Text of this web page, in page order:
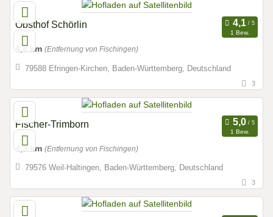
Obsthof Schörlin
1 Bew.
4,8 km (Entfernung von Fischingen)
79588 Efringen-Kirchen, Baden-Württemberg, Deutschland
3
Fischer-Trimborn
1 Bew.
4,3 km (Entfernung von Fischingen)
79576 Weil-Haltingen, Baden-Württemberg, Deutschland
3